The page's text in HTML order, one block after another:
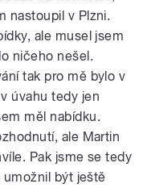
nastoupil v Plzni.
ale musel jsem
ničeho nešel.
tak pro mě bylo v
úvahu tedy jen
měl nabídku.
ale Martin
Pak jsme se tedy
umožnil být ještě